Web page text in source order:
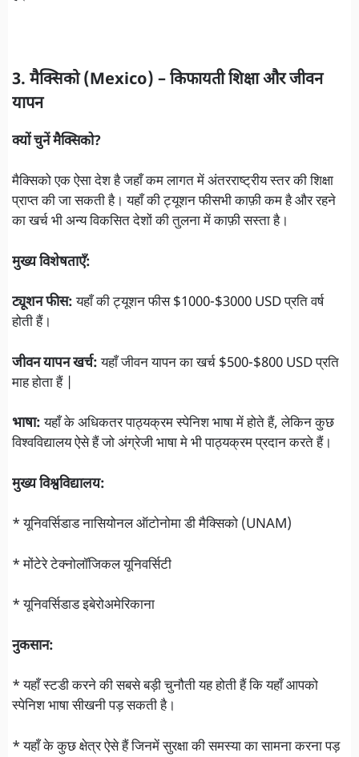
3. मैक्सिको (Mexico) – किफायती शिक्षा और जीवन
यापन
क्यों चुनें मैक्सिको?
मैक्सिको एक ऐसा देश है जहाँ कम लागत में अंतरराष्ट्रीय स्तर की शिक्षा
प्राप्त की जा सकती है। यहाँ की ट्यूशन फीसभी काफ़ी कम है और रहने
का खर्च भी अन्य विकसित देशों की तुलना में काफ़ी सस्ता है।
मुख्य विशेषताएँ:
ट्यूशन फीस:यहाँ की ट्यूशन फीस $1000-$3000 USD प्रति वर्ष
होती हैं।
जीवन यापन खर्च:यहाँ जीवन यापन का खर्च $500-$800 USD प्रति
माह होता हैं |
भाषा:यहाँ के अधिकतर पाठ्यक्रम स्पेनिश भाषा में होते हैं, लेकिन कुछ
विश्वविद्यालय ऐसे हैं जो अंग्रेजी भाषा मे भी पाठ्यक्रम प्रदान करते हैं।
मुख्य विश्वविद्यालय:
* यूनिवर्सिडाड नासियोनल ऑटोनोमा डी मैक्सिको (UNAM)
* मोंटेरे टेक्नोलॉजिकल यूनिवर्सिटी
* यूनिवर्सिडाड इबेरोअमेरिकाना
नुकसान:
* यहाँ स्टडी करने की सबसे बड़ी चुनौती यह होती हैं कि यहाँ आपको
स्पेनिश भाषा सीखनी पड़ सकती है।
* यहाँ के कुछ क्षेत्र ऐसे हैं जिनमें सुरक्षा की समस्या का सामना करना पड़